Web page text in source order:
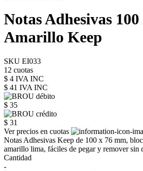
Notas Adhesivas
Amarillo Keep
SKU EI033
12 cuotas
$ 4 IVA INC
$ 41 IVA INC
$ 35
$ 31
Ver precios en cuotas
Notas Adhesivas Keep de 100 x 76 mm,
amarillo lima, fáciles de pegar y remover sin
Cantidad
-